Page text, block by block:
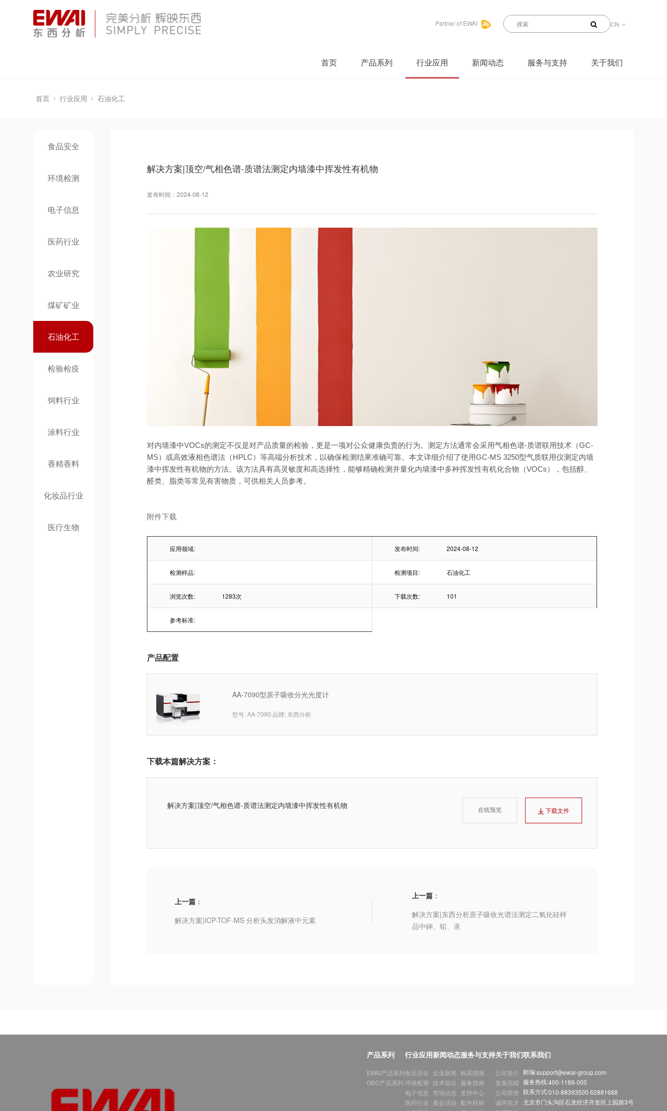
Partner of EWAI CN
首页 产品系列 行业应用 新闻动态 服务与支持 关于我们
首页 行业应用 石油化工
食品安全
环境检测
电子信息
医药行业
农业研究
煤矿矿业
石油化工
检验检疫
饲料行业
涂料行业
香精香料
化妆品行业
医疗生物
解决方案|顶空/气相色谱-质谱法测定内墙漆中挥发性有机物
发布时间：2024-08-12
对内墙漆中VOCs的测定不仅是对产品质量的检验，更是一项对公众健康负责的行为。测定方法通常会采用气相色谱-质谱联用技术（GC-
MS）或高效液相色谱法（HPLC）等高端分析技术，以确保检测结果准确可靠。本文详细介绍了使用GC-MS 3250型气质联用仪测定内墙
漆中挥发性有机物的方法。该方法具有高灵敏度和高选择性，能够精确检测并量化内墙漆中多种挥发性有机化合物（VOCs），包括醇、
醛类、脂类等常见有害物质，可供相关人员参考。
附件下载
应用领域: 发布时间: 2024-08-12
检测样品: 检测项目: 石油化工
浏览次数: 1283次 下载次数: 101
参考标准:
产品配置
AA-7090型原子吸收分光光度计
型号: AA-7090 品牌: 东西分析
下载本篇解决方案：
解决方案|顶空/气相色谱-质谱法测定内墙漆中挥发性有机物 在线预览 下载文件
上一篇 ：
解决方案|ICP-TOF-MS 分析头发消解液中元素
上一篇：
解决方案|东西分析原子吸收光谱法测定二氧化硅样
品中砷、铅、汞
产品系列
EWAI产品系列
GBC产品系列
行业应用
食品安全
环境检测
电子信息
医药行业
新闻动态
企业新闻
技术前沿
市场信息
展会活动
服务与支持
购买指南
服务指南
支持中心
配件耗材
关于我们
公司简介
发展历程
公司荣誉
诚聘英才
联系我们
邮编:support@ewai-group.com
服务热线:400-1189-000
联系方式:010-88393500 62881688
北京市门头沟区石龙经济开发区上园路3号